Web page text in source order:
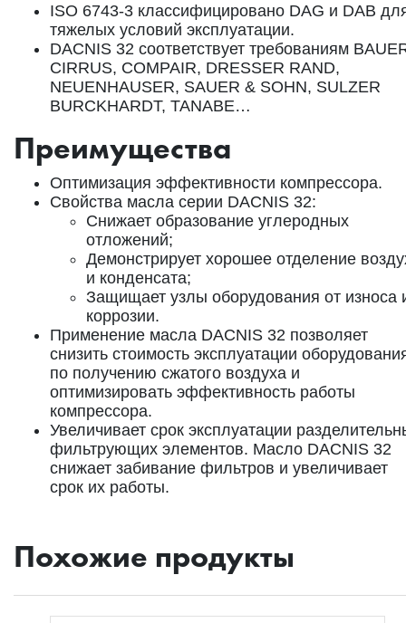
ISO 6743-3 классифицировано DAG и DAB
тяжелых условий эксплуатации.
DACNIS 32 соответствует требованиям
CIRRUS, COMPAIR, DRESSER RAND,
NEUENHAUSER, SAUER & SOHN, SULZER
BURCKHARDT, TANABE…
Преимущества
Оптимизация эффективности компрессора.
Свойства масла серии DACNIS 32:
Снижает образование углеродных
отложений;
Демонстрирует хорошее отделение
и конденсата;
Защищает узлы оборудования от износа
коррозии.
Применение масла DACNIS 32 позволяет
снизить стоимость эксплуатации
по получению сжатого воздуха и
оптимизировать эффективность работы
компрессора.
Увеличивает срок эксплуатации
фильтрующих элементов. Масло DACNIS 32
снижает забивание фильтров и увеличивает
срок их работы.
Похожие продукты